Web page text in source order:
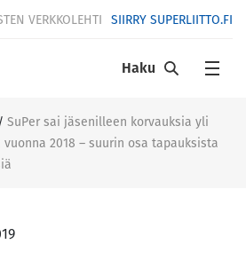
VERKKOLEHTI SIIRRY SUPERLIITTO.FI
Haku
SuPer sai jäsenilleen korvauksia yli
2018 – suurin osa tapauksista